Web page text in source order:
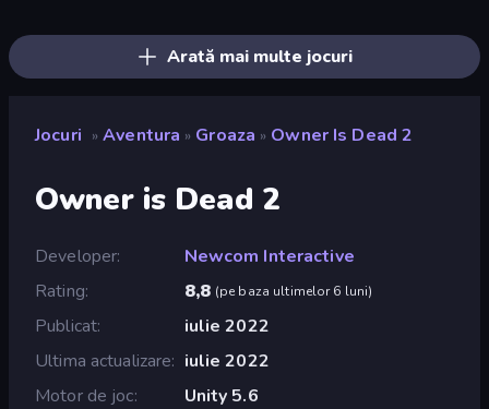
Arată mai multe jocuri
Jocuri » Aventura » Groaza » Owner Is Dead 2
Owner is Dead 2
Developer
Newcom Interactive
Rating
8,8 (pe baza ultimelor 6 luni)
Publicat
iulie 2022
Ultima actualizare
iulie 2022
Motor de joc
Unity 5.6